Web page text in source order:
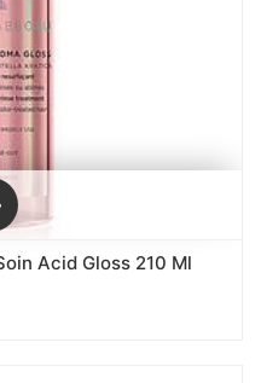
Acid Gloss 210 Ml